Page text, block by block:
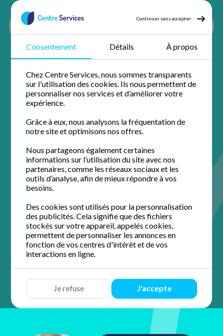
Continuer sans accepter
Consentement Détails À propos
Chez Centre Services, nous sommes transparents
sur l'utilisation des cookies. Ils nous permettent de
personnaliser nos services et d’améliorer votre
expérience.
Grâce à eux, nous analysons la fréquentation de
notre site et optimisons nos offres.
Nous partageons également certaines
informations sur l’utilisation du site avec nos
partenaires, comme les réseaux sociaux et les
outils d’analyse, afin de mieux répondre à vos
besoins.
Des cookies sont utilisés pour la personnalisation
des publicités. Cela signifie que des fichiers
stockés sur votre appareil, appelés cookies,
permettent de personnaliser les annonces en
fonction de vos centres d'intérêt et de vos
interactions en ligne.
Je refuse J'accepte
Ménage Fuveau
Ménage à domicile à
Fuveau
agence de proximité pour un domicile impeccable.
5 / 5 sur 14 avisGoogle
Devis Discuter Y aller Appeler